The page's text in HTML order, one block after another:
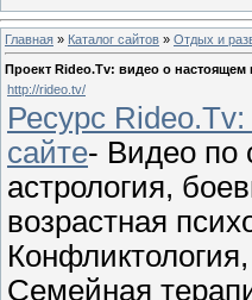
Главная » Каталог сайтов » Отдых и
Проект Rideo.Tv: видео о настоящем
http://rideo.tv/
Ресурс
сайте- Видео по
астрология,
возрастная
Семейная